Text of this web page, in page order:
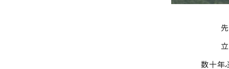
数十年